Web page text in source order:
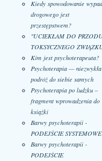
Kiedy spowodowanie
drogowego jest
przestępstwem?
"UCIEKŁAM DO
TOKSYCZNEGO
Kim jest psychoterapeuta?
Psychoterapia — niezwykła
podróż do siebie samych
Psychoterapia po ludzku –
fragment wprowadzenia do
książki
Barwy psychoterapii -
PODEJŚCIE SYSTEMOWE
Barwy psychoterapii -
PODEJŚCIE